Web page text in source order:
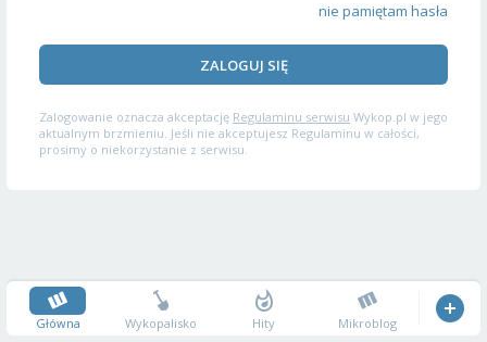
nie pamiętam hasła
ZALOGUJ SIĘ
Zalogowanie oznacza akceptację Regulaminu serwisu Wykop.pl w jego
aktualnym brzmieniu. Jeśli nie akceptujesz Regulaminu w całości,
prosimy o niekorzystanie z serwisu.
Główna Wykopalisko Hity Mikroblog